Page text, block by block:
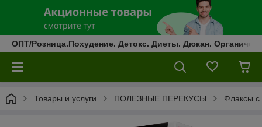
ОПТ/Розница.Похудение. Детокс. Диеты. Дюкан.
Товары и услуги ПОЛЕЗНЫЕ ПЕРЕКУСЫ Флаксы с